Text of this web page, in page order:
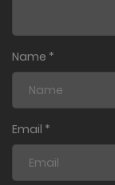
Name *
Email *